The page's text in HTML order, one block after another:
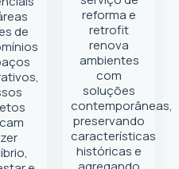
de
reforma e
retrofit
renova
ambientes
com
soluções
contemporâneas,
preservando
características
históricas e